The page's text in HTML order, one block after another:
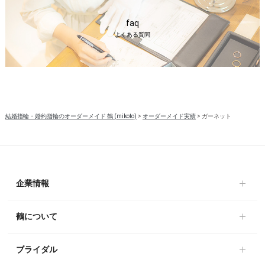
faq
よくある質問
結婚指輪・婚約指輪のオーダーメイド 鶴 (mikoto) > オーダーメイド実績> ガーネット
企業情報
鶴について
ブライダル